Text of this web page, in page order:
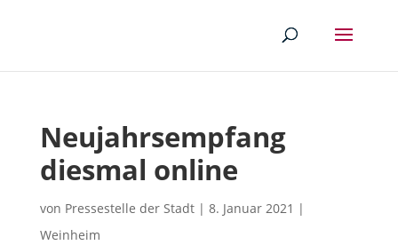
Neujahrsempfang
diesmal online
von Pressestelle der Stadt| 8. Januar 2021 |
Weinheim